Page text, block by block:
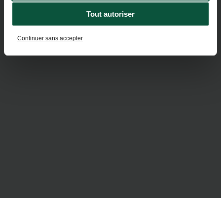
Tout autoriser
Continuer sans accepter